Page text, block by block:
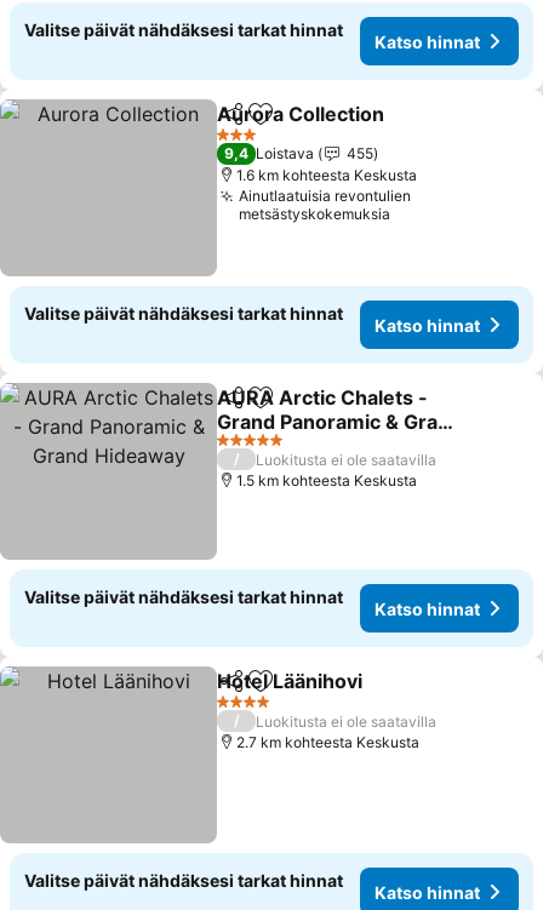
Valitse päivät nähdäksesi tarkat hinnat
Katso hinnat
Jaa Lisää suosikkeihin
Aurora Collection
3 Tähtiluokitus
9,4 Loistava
455
1.6 km kohteesta Keskusta
Ainutlaatuisia revontulien
metsästyskokemuksia
Valitse päivät nähdäksesi tarkat hinnat
Katso hinnat
Jaa Lisää suosikkeihin
AURA Arctic Chalets -
Grand Panoramic & Grand
Hideaway
Katso hinnat
5 Tähtiluokitus
/
Luokitusta ei ole saatavilla
1.5 km kohteesta Keskusta
Valitse päivät nähdäksesi tarkat hinnat
Katso hinnat
Jaa Lisää suosikkeihin
Hotel Läänihovi
4 Tähtiluokitus
/
Luokitusta ei ole saatavilla
2.7 km kohteesta Keskusta
Valitse päivät nähdäksesi tarkat hinnat
Katso hinnat